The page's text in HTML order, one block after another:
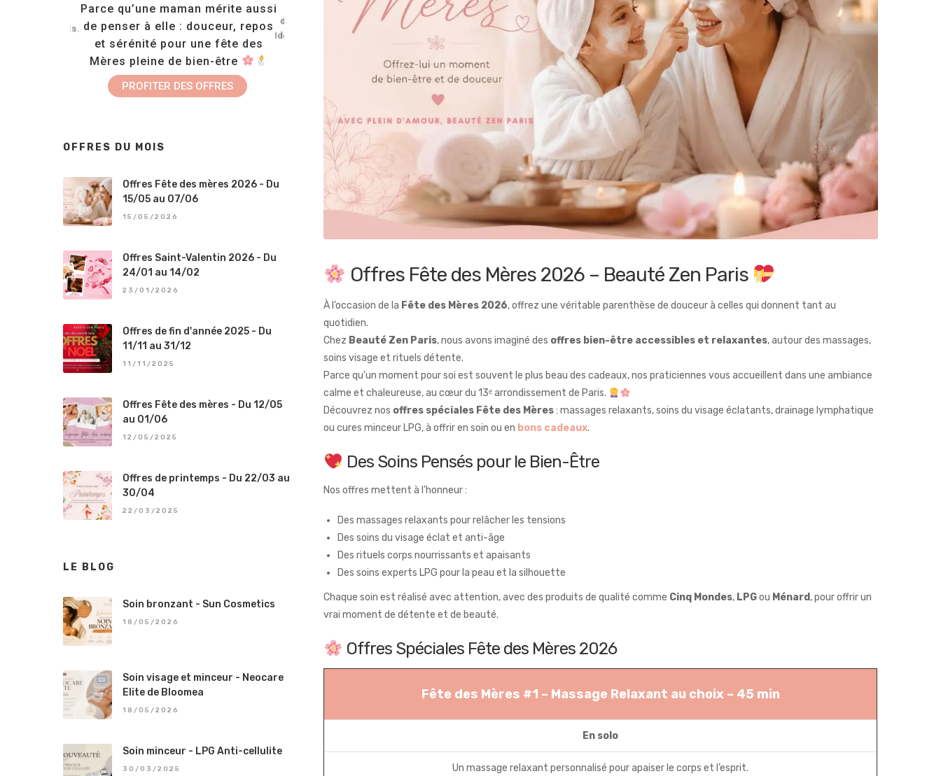
Offres Fête des Mères 2026 – Beauté Zen Paris
À l’occasion de la Fête des Mères 2026, offrez une véritable parenthèse de douceur à celles qui donnent tant au
quotidien.
Chez Beauté Zen Paris, nous avons imaginé des offres bien-être accessibles et relaxantes, autour des massages,
soins visage et rituels détente.
Parce qu’un moment pour soi est souvent le plus beau des cadeaux, nos praticiennes vous accueillent dans une ambiance
calme et chaleureuse, au cœur du 13ᵉ arrondissement de Paris.
Découvrez nos offres spéciales Fête des Mères: massages relaxants, soins du visage éclatants, drainage lymphatique
ou cures minceur LPG, à offrir en soin ou en bons cadeaux.
Des Soins Pensés pour le Bien-Être
Nos offres mettent à l’honneur :
Des massages relaxants pour relâcher les tensions
Des soins du visage éclat et anti-âge
Des rituels corps nourrissants et apaisants
Des soins experts LPG pour la peau et la silhouette
Chaque soin est réalisé avec attention, avec des produits de qualité comme Cinq Mondes, LPGou Ménard , pour offrir un
vrai moment de détente et de beauté.
Offres Spéciales Fête des Mères 2026
Fête des Mères #1 – Massage Relaxant au choix – 45 min
En solo
Un massage relaxant personnalisé pour apaiser le corps et l’esprit.
PROFITER DES OFFRES
Parce qu’une maman mérite aussi
de penser à elle : douceur, repos
et sérénité pour une fête des
Mères pleine de bien-être
FAIRE UN CADEAU
Tous nos soins sont
disponibles en bons cadeaux.
Idéals pour offrir un moment de
Venez vite découvrir le nouvel
appareil Neocare Elite de
Bloomea
bronzants.
OFFRES DU MOIS
Offres Fête des mères 2026 - Du
15/05 au 07/06
15/05/2026
Offres Saint-Valentin 2026 - Du
24/01 au 14/02
23/01/2026
Offres de fin d'année 2025 - Du
11/11 au 31/12
11/11/2025
Offres Fête des mères - Du 12/05
au 01/06
12/05/2025
Offres de printemps - Du 22/03 au
30/04
22/03/2025
LE BLOG
Soin bronzant - Sun Cosmetics
18/05/2026
Soin visage et minceur - Neocare
Elite de Bloomea
18/05/2026
Soin minceur - LPG Anti-cellulite
30/03/2025